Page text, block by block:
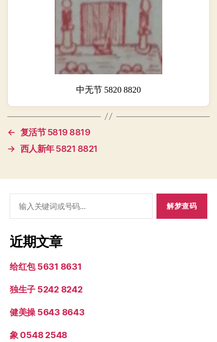
中无节 5820 8820
← 复活节 5819 8819
→ 西人新年 5821 8821
索：
近期文章
给红包 5631 8631
独生子 5242 8242
健美操 5643 8643
象 0548 2548